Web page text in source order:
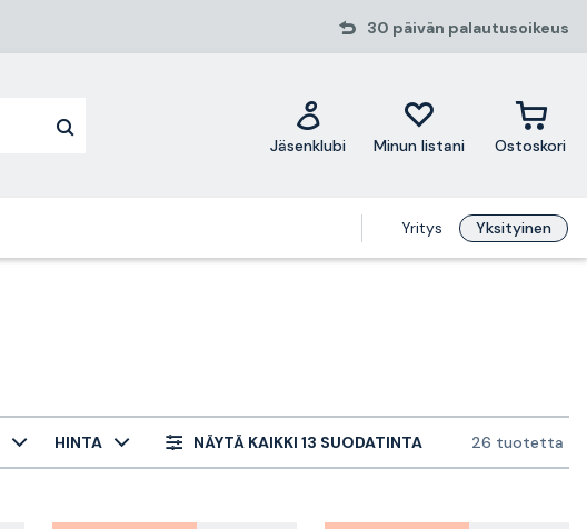
30 päivän palautusoikeus
Jäsenklubi Minun listani Ostoskori
Yritys Yksityinen
HINTA NÄYTÄ KAIKKI 13 SUODATINTA 26 tuotetta